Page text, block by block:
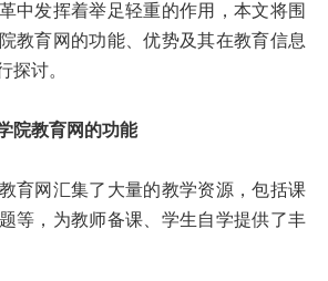
中发挥着举足轻重的作用，本文将围
教育网的功能、优势及其在教育信息
探讨。
院教育网的功能
网汇集了大量的教学资源，包括课
等，为教师备课、学生自学提供了丰